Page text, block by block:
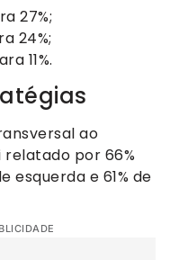
27%;
24%;
11%.
ao
por 66%
esquerda e 61% de